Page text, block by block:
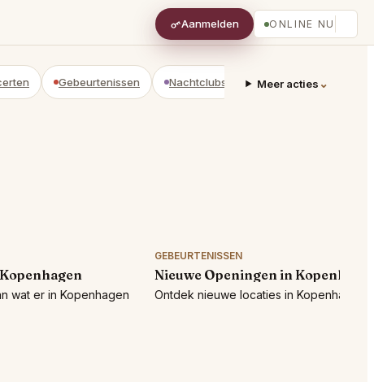
Aanmelden ONLINE NU
Gebeurtenissen Nachtclubs Adviseurs
Meer acties ⌄
wat er in Kopenhagen
GEBEURTENISSEN
Nieuwe Openingen in
Ontdek nieuwe locaties in Kopenhagen!